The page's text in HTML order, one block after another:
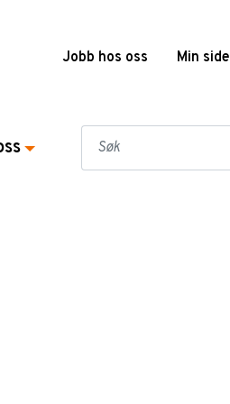
Jobb hos oss Min side